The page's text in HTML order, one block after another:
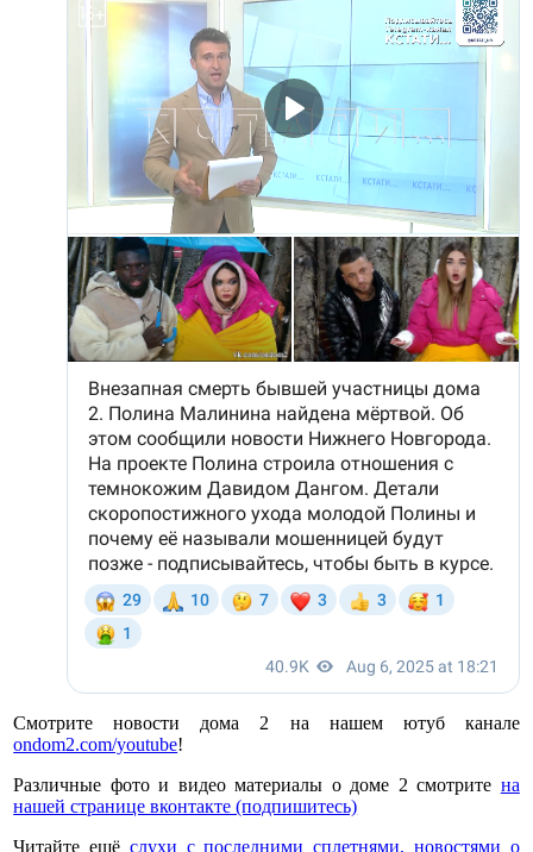
Смотрите новости дома 2 на нашем ютуб канале
ondom2.com/youtube!
Различные фото и видео материалы о доме 2 смотрите на
нашей странице вконтакте (подпишитесь)
Читайте ещё слухи с последними сплетнями, новостями о